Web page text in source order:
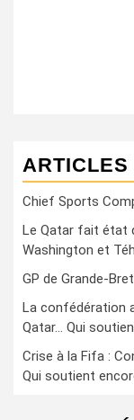
ARTICLES
Chief Sports
Le Qatar fait état
Washington et
GP de Grande-
La confédération
Qatar… Qui
Crise à la Fifa :
Qui soutient